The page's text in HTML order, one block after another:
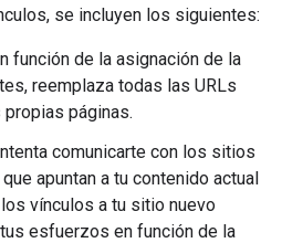
se incluyen los siguientes:
función de la asignación de la
reemplaza todas las URLs
páginas.
comunicarte con los sitios
apuntan a tu contenido actual
vínculos a tu sitio nuevo
esfuerzos en función de la